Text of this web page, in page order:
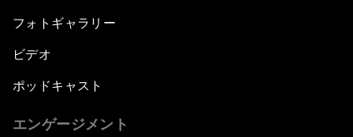
フォトギャラリー
ビデオ
ポッドキャスト
エンゲージメント